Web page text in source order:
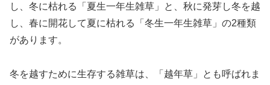
し、冬に枯れる「夏生一年生雑草」と、秋に発芽し冬を越
し、春に開花して夏に枯れる「冬生一年生雑草」の2種類
があります。
冬を越すために生存する雑草は、「越年草」とも呼ばれま